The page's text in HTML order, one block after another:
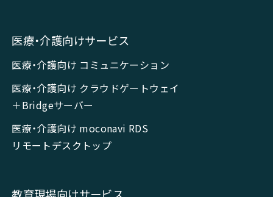
医療・介護向けサービス
医療・介護向け コミュニケーション
医療・介護向け クラウドゲートウェイ
＋Bridgeサーバー
医療・介護向け moconavi RDS
リモートデスクトップ